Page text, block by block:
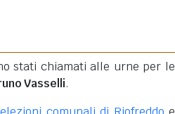
stati chiamati alle urne per le
Vasselli.